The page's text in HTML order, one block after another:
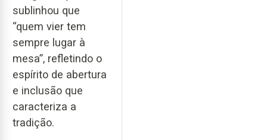
sublinhou que
“quem vier tem
sempre lugar à
mesa”, refletindo o
espírito de abertura
e inclusão que
caracteriza a
tradição.